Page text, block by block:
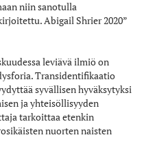
niin sanotulla
Abigail Shrier 2020”
leviävä ilmiö on
Transidentifikaatio
syvällisen hyväksytyksi
ja yhteisöllisyyden
tarkoittaa etenkin
nuorten naisten